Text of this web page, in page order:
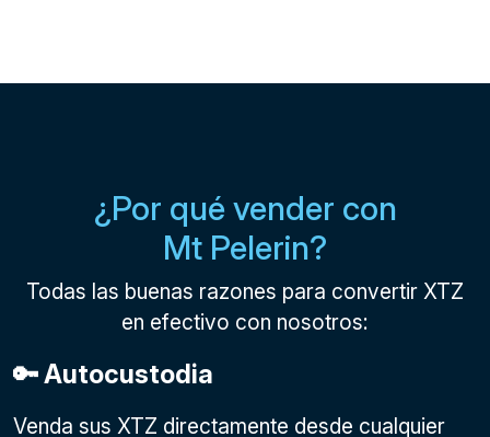
¿Por qué vender con
Mt Pelerin?
Todas las buenas razones para convertir XTZ
en efectivo con nosotros:
🔑 Autocustodia
Venda sus XTZ directamente desde cualquier